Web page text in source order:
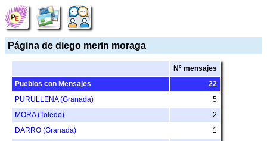
Página de diego merin moraga
N° mensajes
Pueblos con Mensajes
22
PURULLENA (Granada)
5
MORA (Toledo)
2
DARRO (Granada)
1